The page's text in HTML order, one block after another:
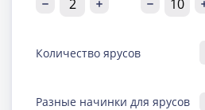
Количество ярусов
Разные начинки для ярусов